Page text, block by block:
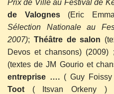
Prix de Ville au Festival de
de Valognes (Eric
Sélection Nationale au
2007); Théâtre de salon
Devos et chansons) (2009) ;
(textes de JM Gourio et
entreprise …. ( Guy
Toot ( Itsvan Orkeny )